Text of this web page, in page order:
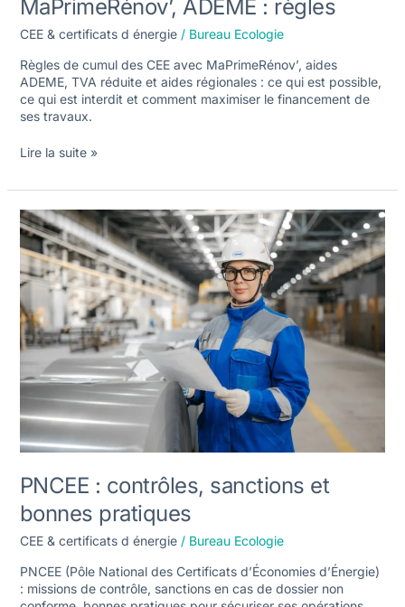
MaPrimeRénov’, ADEME : règles
CEE & certificats d énergie/ Bureau Ecologie
Règles de cumul des CEE avec MaPrimeRénov’, aides
ADEME, TVA réduite et aides régionales : ce qui est possible,
ce qui est interdit et comment maximiser le financement de
ses travaux.
Lire la suite »
PNCEE : contrôles, sanctions et
bonnes pratiques
CEE & certificats d énergie/ Bureau Ecologie
PNCEE (Pôle National des Certificats d’Économies d’Énergie)
: missions de contrôle, sanctions en cas de dossier non
PNCEE
:
contrôles,
sanctions
et
bonnes
pratiques